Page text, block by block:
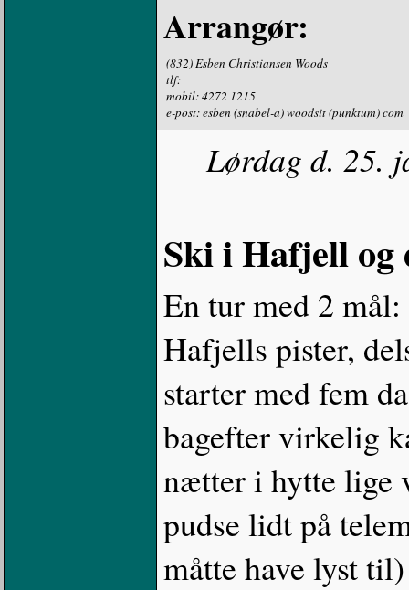
Arrangør:
(832) Esben Christiansen Woods
tlf:
mobil: 4272 1215
e-post: esben (snabel-a) woodsit (punktum) com
Lørdag d. 25.
Ski i Hafjell og
En tur med 2
Hafjells pister,
starter med fem
bagefter virkelig
nætter i hytte lige
pudse lidt på
måtte have lyst